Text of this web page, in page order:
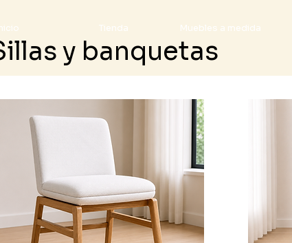
Tienda Muebles a medida
y banquetas